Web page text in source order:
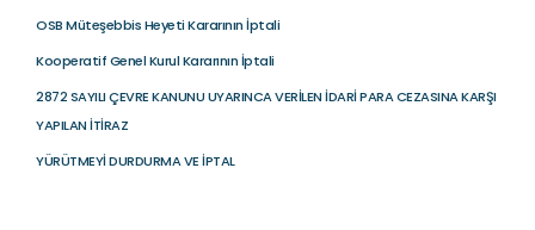
OSB Müteşebbis Heyeti Kararının İptali
Kooperatif Genel Kurul Kararının İptali
2872 SAYILI ÇEVRE KANUNU UYARINCA VERİLEN İDARİ PARA CEZASINA KARŞI
YAPILAN İTİRAZ
YÜRÜTMEYİ DURDURMA VE İPTAL